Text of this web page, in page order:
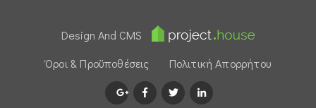
Design And CMS
Όροι & Προϋποθέσεις
Πολιτική Απορρήτου